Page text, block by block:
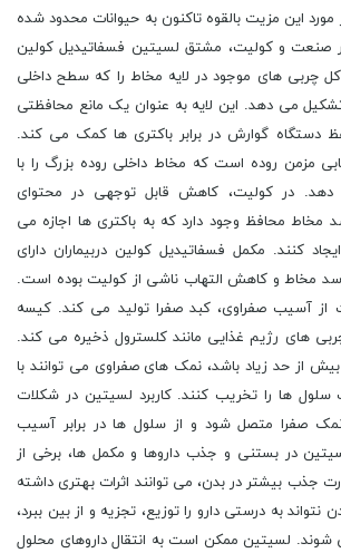
این مزیت بالقوه تاکنون به حیوانات محدود شده
صنعت و کولیت، مشتق لسیتین فسفاتیدیل کولین
چربی های موجود در لایه مخاط را که سطح داخلی
می دهد. این لایه به عنوان یک مانع محافظتی
دستگاه گوارش در برابر باکتری ها کمک می کند.
مزمن روده است که مخاط داخلی روده بزرگ را با
دهد. در کولیت، کاهش قابل توجهی در محتوای
مخاط محافظ وجود دارد که به باکتری ها اجازه می
کنند. مکمل فسفاتیدیل کولین دربیماران دارای
سد مخاط و کاهش التهاب ناشی از کولیت بوده است.
از آسیب صفراوی، کبد صفرا تولید می کند. کیسه
های رژیم غذایی مانند کلسترول ذخیره می کند.
از حد زیاد باشد، نمک های صفراوی می توانند با
ها را تخریب کنند. کاربرد لسیتین در شکلات
صفرا متصل شود و از سلول ها در برابر آسیب
در بستنی و جذب داروها و مکمل ها، برخی از
جذب بیشتر در بدن، می توانند اثرات بهتری داشته
نتواند به درستی دارو را توزیع، تجزیه و از بین ببرد،
لسیتین ممکن است به انتقال داروهای محلول